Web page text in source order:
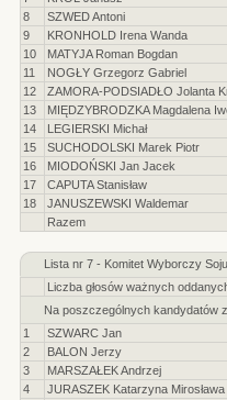
8
SZWED Antoni
9
KRONHOLD Irena Wanda
10
MATYJA Roman Bogdan
11
NOGŁY Grzegorz Gabriel
12
ZAMORA-PODSIADŁO Jolanta
13
MIĘDZYBRODZKA Magdalena
14
LEGIERSKI Michał
15
SUCHODOLSKI Marek Piotr
16
MIODOŃSKI Jan Jacek
17
CAPUTA Stanisław
18
JANUSZEWSKI Waldemar
Razem
Lista nr 7 - Komitet Wyborczy
Liczba głosów ważnych
Na poszczególnych kandydatów
1
SZWARC Jan
2
BALON Jerzy
3
MARSZAŁEK Andrzej
4
JURASZEK Katarzyna Mirosława